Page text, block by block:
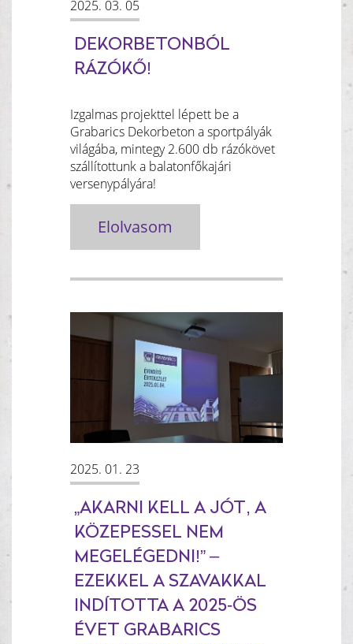
2025. 03. 05
DEKORBETONBÓL
RÁZÓKŐ!
Izgalmas projekttel lépett be a
Grabarics Dekorbeton a sportpályák
világába, mintegy 2.600 db rázókövet
szállítottunk a balatonfőkajári
versenypályára!
Elolvasom
2025. 01. 23
„AKARNI KELL A JÓT, A
KÖZEPESSEL NEM
MEGELÉGEDNI!” –
EZEKKEL A SZAVAKKAL
INDÍTOTTA A 2025-ÖS
ÉVET GRABARICS